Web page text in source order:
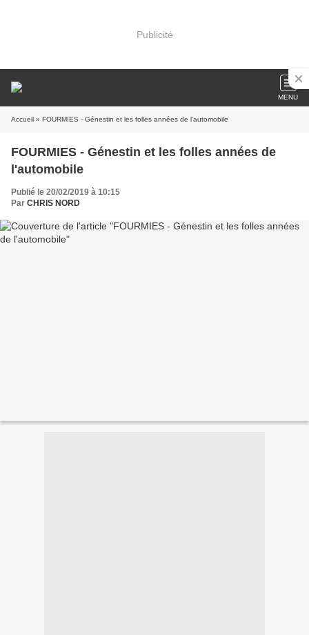
Publicité
MENU
Accueil » FOURMIES - Génestin et les folles années de l'automobile
FOURMIES - Génestin et les folles années de
l'automobile
Publié le 20/02/2019 à 10:15
Par CHRIS NORD